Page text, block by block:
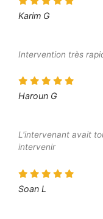
Karim G
Intervention très
Haroun G
L'intervenant avait
intervenir
Soan L